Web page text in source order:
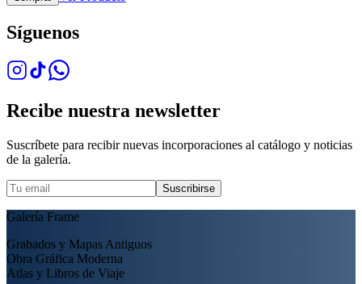
Síguenos
Recibe nuestra newsletter
Suscríbete para recibir nuevas incorporaciones al catálogo y noticias
de la galería.
Suscribirse
Galería Frame
Grabados y Mapas Antiguos
Obra Gráfica Moderna
Atlas y Libros de Viaje